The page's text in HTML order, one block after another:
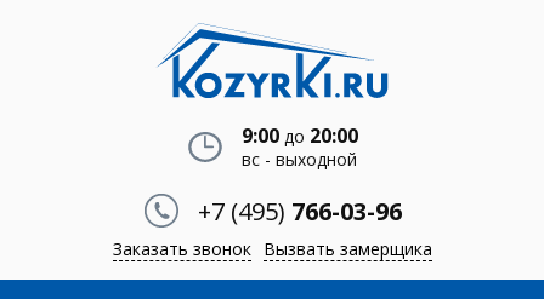
9:00до 20:00
вс - выходной
+7 (495) 766-03-96
Заказать звонок Вызвать замерщика